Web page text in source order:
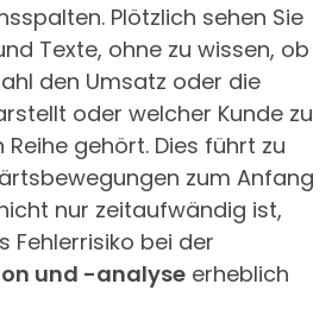
Plötzlich sehen Sie
Texte, ohne zu wissen, ob
den Umsatz oder die
oder welcher Kunde zu
gehört. Dies führt zu
zum Anfang
nur zeitaufwändig ist,
Fehlerrisiko bei der
und -analyse erheblich